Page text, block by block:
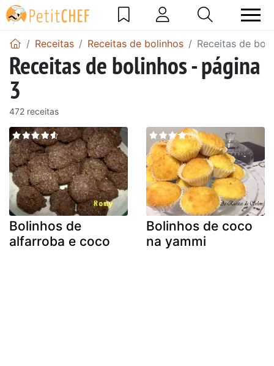
Receitas Receitas de bolinhos Receitas de
Receitas de bolinhos - página
3
472 receitas
Bolinhos de
alfarroba e coco
Bolinhos de coco
na yammi